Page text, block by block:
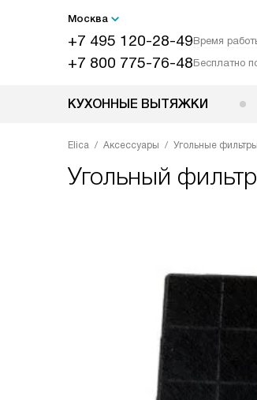
Москва
+7 495 120-28-49Время
+7 800 775-76-48Бесплатно
КУХОННЫЕ ВЫТЯЖКИ
Elica Аксессуары Угольные фильтры
Угольный фильтр